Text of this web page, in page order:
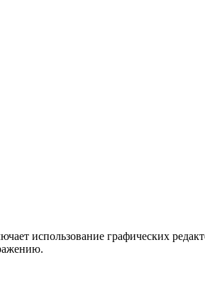
использование графических